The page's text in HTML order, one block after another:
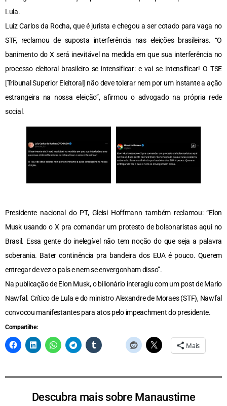
Lula.
Luiz Carlos da Rocha, que é jurista e chegou a ser cotado para vaga no
STF, reclamou de suposta interferência nas eleições brasileiras. “O
banimento do X será inevitável na medida em que sua interferência no
processo eleitoral brasileiro se intensificar: e vai se intensificar! O TSE
[Tribunal Superior Eleitoral] não deve tolerar nem por um instante a ação
estrangeira na nossa eleição”, afirmou o advogado na própria rede
social.
Presidente nacional do PT, Gleisi Hoffmann também reclamou: “Elon
Musk usando o X pra comandar um protesto de bolsonaristas aqui no
Brasil. Essa gente do inelegível não tem noção do que seja a palavra
soberania. Bater continência pra bandeira dos EUA é pouco. Querem
entregar de vez o país e nem se envergonham disso”.
Na publicação de Elon Musk, o bilionário interagiu com um post de Mario
Nawfal. Crítico de Lula e do ministro Alexandre de Moraes (STF), Nawfal
convocou manifestantes para atos pelo impeachment do presidente.
Compartilhe:
Mais
Descubra mais sobre Manaustime